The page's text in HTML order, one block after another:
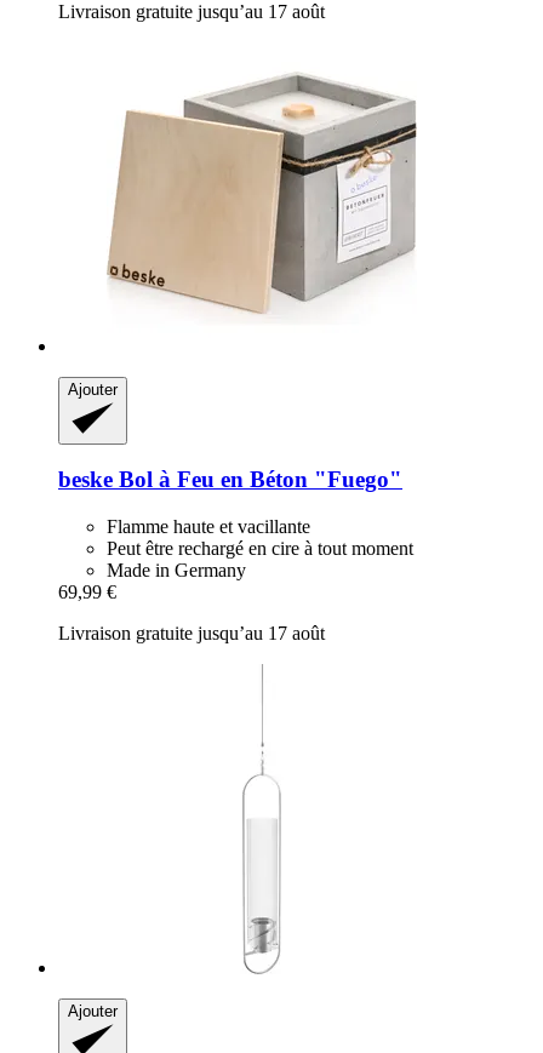
Livraison gratuite jusqu’au 17 août
Ajouter
beske Bol à Feu en Béton "Fuego"
Flamme haute et vacillante
Peut être rechargé en cire à tout moment
Made in Germany
69,99 €
Livraison gratuite jusqu’au 17 août
Ajouter